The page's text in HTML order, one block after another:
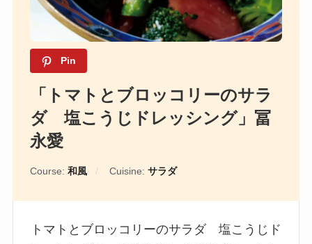
Pin
「トマトとブロッコリーのサラ
ダ 塩こうじドレッシング」冨
永愛
Course: 和風 Cuisine: サラダ
トマトとブロッコリーのサラダ 塩こうじド